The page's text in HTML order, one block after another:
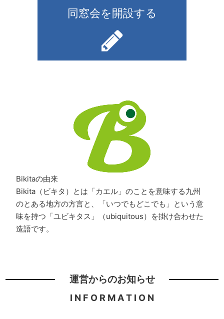
同窓会を開設する
Bikitaの由来
Bikita（ビキタ）とは「カエル」のことを意味する九州
のとある地方の方言と、「いつでもどこでも」という意
味を持つ「ユビキタス」（ubiquitous）を掛け合わせた
造語です。
運営からのお知らせ
I N F O R M A T I O N